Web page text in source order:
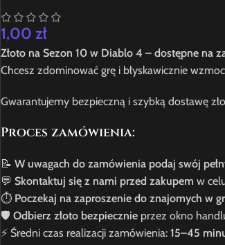
1,00 zł
Złoto na Sezon 10 w Diablo 4 – dostępne na
Chcesz zdominować grę i błyskawicznie
Gwarantujemy bezpieczną i szybką dostawę
Proces zamówienia:
📝 W uwagach do zamówienia podaj swój
💬 Skontaktuj się z nami przed zakupem w
⏱️ Poczekaj na zaproszenie do znajomych w
🛡️ Odbierz złoto bezpiecznie przez okno
⚡️ Średni czas realizacji zamówienia: 15–45